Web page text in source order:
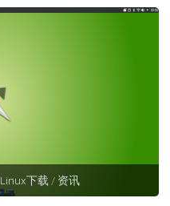
Linux下载 / 资讯